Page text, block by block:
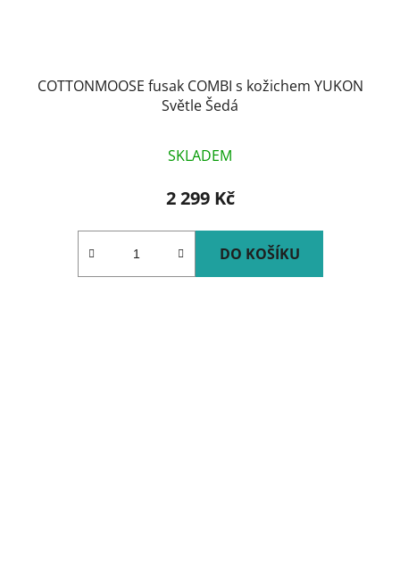
COTTONMOOSE fusak COMBI s kožichem YUKON
Světle Šedá
SKLADEM
2 299 Kč
DO KOŠÍKU